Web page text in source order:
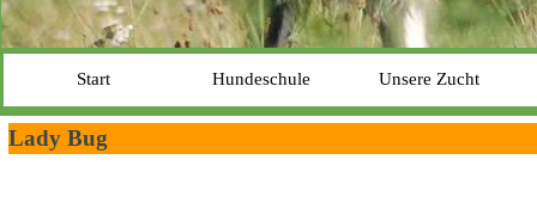
Start Hundeschule Unsere Zucht
Lady Bug